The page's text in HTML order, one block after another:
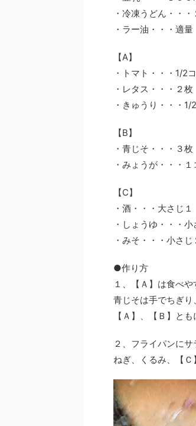
・冷凍うどん・・・
・ラー油・・・適量
【A】
・トマト・・・1/2コ
・レタス・・・２枚
・きゅうり・・・1/
【B】
・青じそ・・・３枚
・みょうが・・・１
【C】
・酒・・・大さじ１
・しょうゆ・・・
・みそ・・・小さじ
●作り方
１、【Ａ】は食べや
青じそは手でちぎり
【Ａ】、【Ｂ】と
２、フライパンに
ねぎ、くるみ、【Ｃ